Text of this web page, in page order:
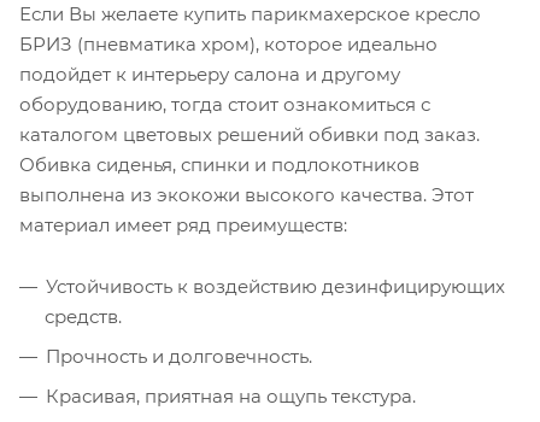
Если Вы желаете купить парикмахерское кресло
БРИЗ (пневматика хром), которое идеально
подойдет к интерьеру салона и другому
оборудованию, тогда стоит ознакомиться с
каталогом цветовых решений обивки под заказ.
Обивка сиденья, спинки и подлокотников
выполнена из экокожи высокого качества. Этот
материал имеет ряд преимуществ:
Устойчивость к воздействию дезинфицирующих
средств.
Прочность и долговечность.
Красивая, приятная на ощупь текстура.